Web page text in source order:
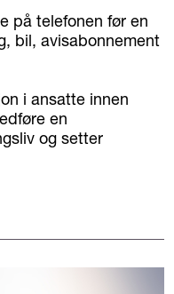
på telefonen før en
bil, avisabonnement
i ansatte innen
en
og setter